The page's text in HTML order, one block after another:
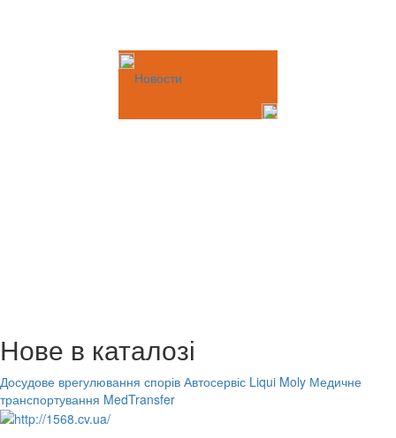
Новости
Нове в каталозі
Досудове врегулювання спорів Автосервіс Liqui Moly Медичне
транспортування MedTransfer